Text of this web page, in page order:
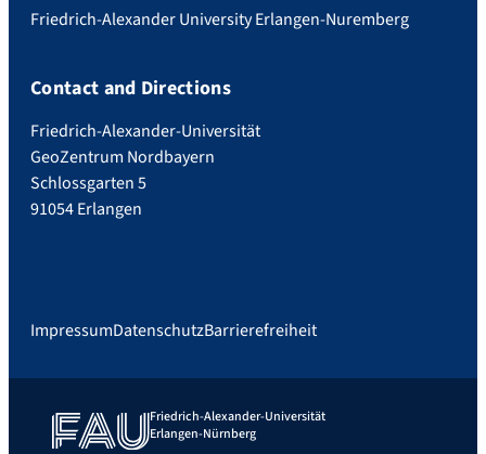
Friedrich-Alexander University Erlangen-Nuremberg
Contact and Directions
Friedrich-Alexander-Universität
GeoZentrum Nordbayern
Schlossgarten 5
91054 Erlangen
ImpressumDatenschutzBarrierefreiheit
Friedrich-Alexander-Universität
Erlangen-Nürnberg